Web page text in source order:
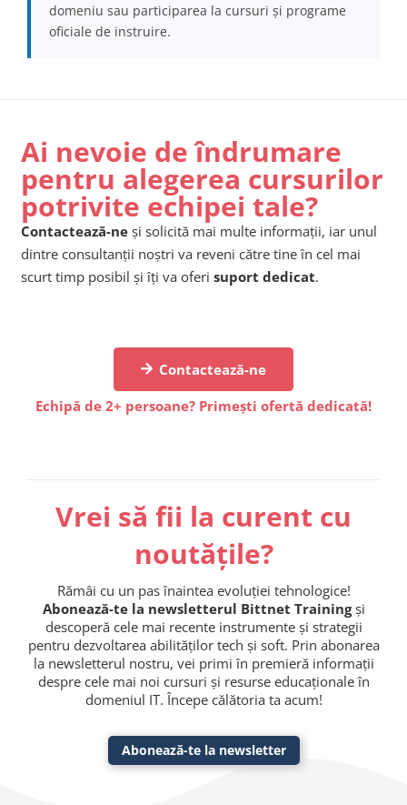
domeniu sau participarea la cursuri și programe
oficiale de instruire.
Ai nevoie de îndrumare
pentru alegerea cursurilor
potrivite echipei tale?
Contactează-ne și solicită mai multe informații, iar unul
dintre consultanții noștri va reveni către tine în cel mai
scurt timp posibil și îți va oferi suport dedicat.
Contactează-ne
Echipă de 2+ persoane? Primești ofertă dedicată!
Vrei să fii la curent cu
noutățile?
Rămâi cu un pas înaintea evoluției tehnologice!
Abonează-te la newsletterul Bittnet Trainingși
descoperă cele mai recente instrumente și strategii
pentru dezvoltarea abilităților tech și soft. Prin abonarea
la newsletterul nostru, vei primi în premieră informații
despre cele mai noi cursuri și resurse educaționale în
domeniul IT. Începe călătoria ta acum!
Abonează-te la newsletter